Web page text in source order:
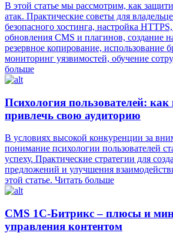
В этой статье мы рассмотрим, как
атак. Практические советы для
безопасного хостинга, настройка
обновления CMS и плагинов, создание
резервное копирование, использование
мониторинг уязвимостей, обучение
больше
Психология пользователей: как
привлечь свою аудиторию
В условиях высокой конкуренции за
понимание психологии пользователей
успеху. Практические стратегии для
предложений и улучшения
этой статье. Читать больше
CMS 1C-Битрикс – плюсы и
управления контентом